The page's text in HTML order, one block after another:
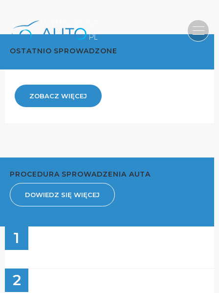
OSTATNIO SPROWADZONE
ZOBACZ WIĘCEJ
PROCEDURA SPROWADZENIA AUTA
DOWIEDZ SIĘ WIĘCEJ
1
2